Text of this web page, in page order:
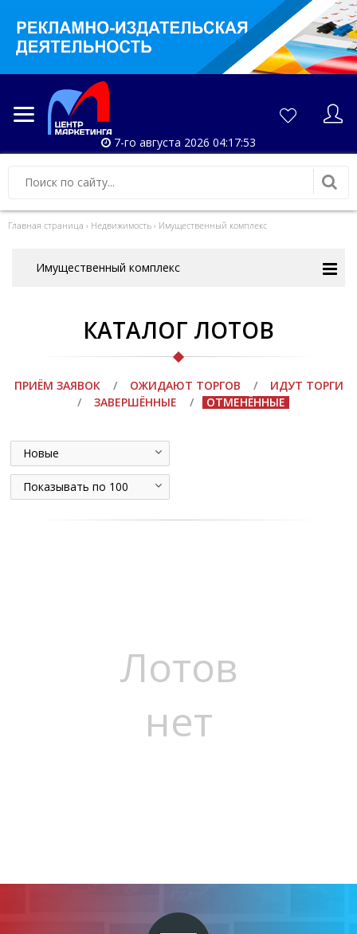
7-го августа 2026 04:17:53
Главная страница › Недвижимость › Имущественный комплекс
Имущественный комплекс
КАТАЛОГ ЛОТОВ
ПРИЁМ ЗАЯВОК / ОЖИДАЮТ ТОРГОВ /
ИДУТ ТОРГИ
/
ЗАВЕРШЁННЫЕ / ОТМЕНЁННЫЕ
Новые
Показывать по 100
Лотов
нет